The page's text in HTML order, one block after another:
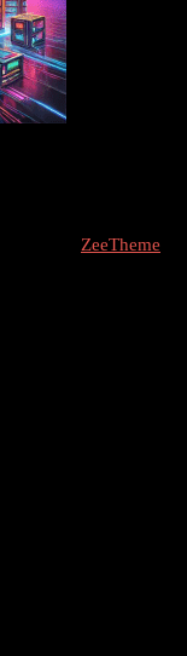
ZeeTheme